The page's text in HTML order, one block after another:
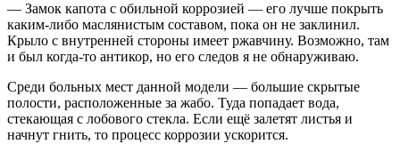
— Замок капота с обильной коррозией — его лучше покрыть
каким-либо маслянистым составом, пока он не заклинил.
Крыло с внутренней стороны имеет ржавчину. Возможно, там
и был когда-то антикор, но его следов я не обнаруживаю.
Среди больных мест данной модели — большие скрытые
полости, расположенные за жабо. Туда попадает вода,
стекающая с лобового стекла. Если ещё залетят листья и
начнут гнить, то процесс коррозии ускорится.